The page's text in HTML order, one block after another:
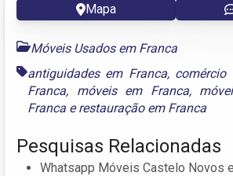
Mapa
Móveis Usados em Franca
antiguidades em Franca, comércio
Franca, móveis em Franca,
Franca erestauração em Franca
Pesquisas Relacionadas
Whatsapp Móveis Castelo Novos